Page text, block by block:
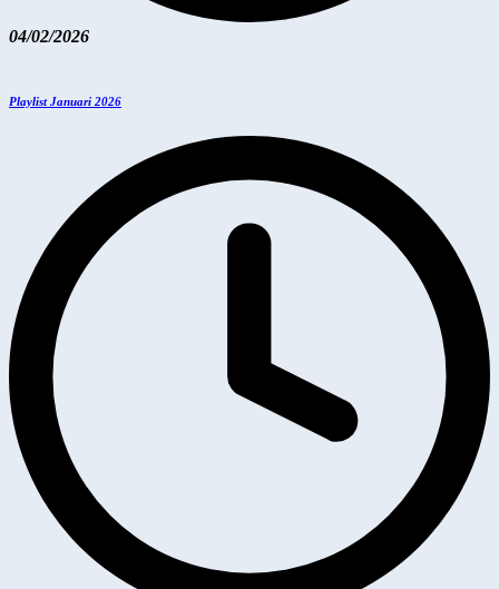
04/02/2026
Playlist Januari 2026